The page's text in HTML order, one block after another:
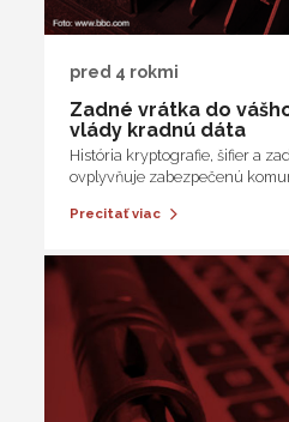
pred 4 rokmi
Zadné vrátka do
vlády kradnú dáta
História kryptografie, šifier a
ovplyvňuje zabezpečenú
Precitať viac